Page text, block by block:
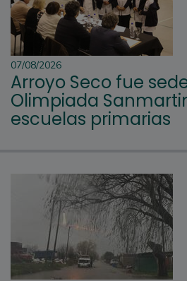
07/08/2026
Arroyo Seco fue
Olimpiada
escuelas primarias